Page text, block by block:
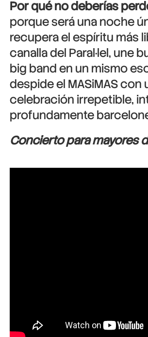
Por qué no deberías
porque será una noche
recupera el espíritu más
canalla del Paral·lel, une
big band en un mismo
despide el MASiMAS con
celebración irrepetible,
profundamente
Concierto para mayores